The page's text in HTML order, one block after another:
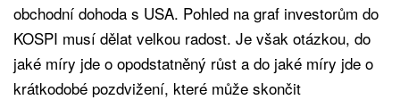
obchodní dohoda s USA. Pohled na graf investorům do
KOSPI musí dělat velkou radost. Je však otázkou, do
jaké míry jde o opodstatněný růst a do jaké míry jde o
krátkodobé pozdvižení, které může skončit